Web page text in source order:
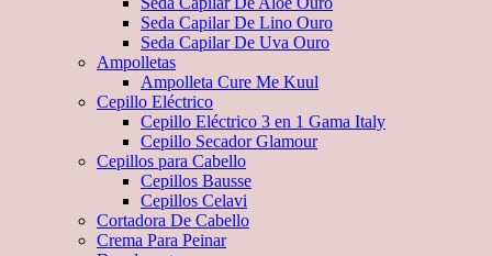
Seda Capilar De Lino Ouro
Seda Capilar De Uva Ouro
Ampolletas
Ampolleta Cure Me Kuul
Cepillo Eléctrico
Cepillo Eléctrico 3 en 1 Gama Italy
Cepillo Secador Glamour
Cepillos para Cabello
Cepillos Bausse
Cepillos Celavi
Cortadora De Cabello
Crema Para Peinar